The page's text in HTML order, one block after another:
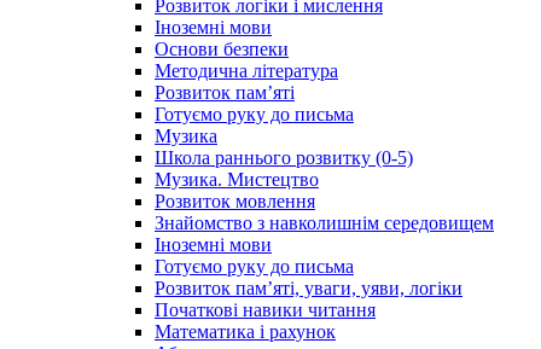
Розвиток логіки і мислення
Іноземні мови
Основи безпеки
Методична література
Розвиток пам’яті
Готуємо руку до письма
Музика
Школа раннього розвитку (0-5)
Музика. Мистецтво
Розвиток мовлення
Знайомство з навколишнім середовищем
Іноземні мови
Готуємо руку до письма
Розвиток пам’яті, уваги, уяви, логіки
Початкові навики читання
Математика і рахунок